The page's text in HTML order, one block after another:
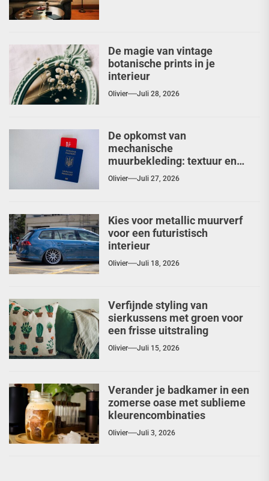
De magie van vintage
botanische prints in je
interieur
Olivier Juli 28, 2026
De opkomst van
mechanische
muurbekleding: textuur en
diepte herontdekt
Olivier Juli 27, 2026
Kies voor metallic muurverf
voor een futuristisch
interieur
Olivier Juli 18, 2026
Verfijnde styling van
sierkussens met groen voor
een frisse uitstraling
Olivier Juli 15, 2026
Verander je badkamer in een
zomerse oase met sublieme
kleurencombinaties
Olivier Juli 3, 2026